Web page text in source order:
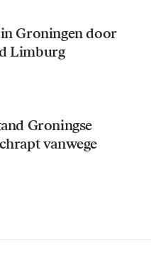
Groningen door
Limburg
Groningse
vanwege